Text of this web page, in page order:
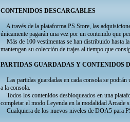
CONTENIDOS DESCARGABLES
A través de la plataforma PS Store, las
únicamente pagarán una vez por un contenido que
Más de 100 vestimentas se han distribuido hasta la
mantengan su colección de trajes al tiempo que
PARTIDAS GUARDADAS Y CONTENIDOS
Las partidas guardadas en cada consola se podrán
a la consola.
Todos los contenidos desbloqueados en una
completar el modo Leyenda en la modalidad Arcade
Cualquiera de los nuevos niveles de DOA5 para